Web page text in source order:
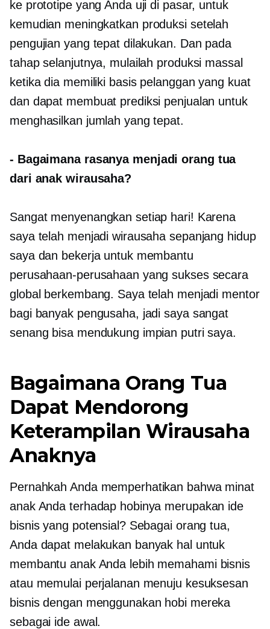
ke prototipe yang Anda uji di pasar, untuk
kemudian meningkatkan produksi setelah
pengujian yang tepat dilakukan. Dan pada
tahap selanjutnya, mulailah produksi massal
ketika dia memiliki basis pelanggan yang kuat
dan dapat membuat prediksi penjualan untuk
menghasilkan jumlah yang tepat.
- Bagaimana rasanya menjadi orang tua
dari anak wirausaha?
Sangat menyenangkan setiap hari! Karena
saya telah menjadi wirausaha sepanjang hidup
saya dan bekerja untuk membantu
perusahaan-perusahaan yang sukses secara
global berkembang. Saya telah menjadi mentor
bagi banyak pengusaha, jadi saya sangat
senang bisa mendukung impian putri saya.
Bagaimana Orang Tua
Dapat Mendorong
Keterampilan Wirausaha
Anaknya
Pernahkah Anda memperhatikan bahwa minat
anak Anda terhadap hobinya merupakan ide
bisnis yang potensial? Sebagai orang tua,
Anda dapat melakukan banyak hal untuk
membantu anak Anda lebih memahami bisnis
atau memulai perjalanan menuju kesuksesan
bisnis dengan menggunakan hobi mereka
sebagai ide awal.